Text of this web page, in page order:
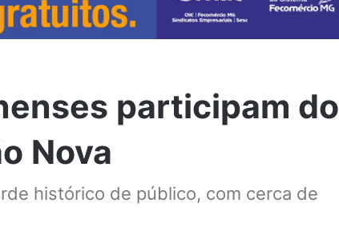
participam do
Nova
histórico de público, com cerca de